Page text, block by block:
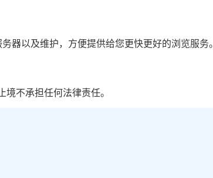
器以及维护，方便提供给您更快更好的浏览服务。
不承担任何法律责任。